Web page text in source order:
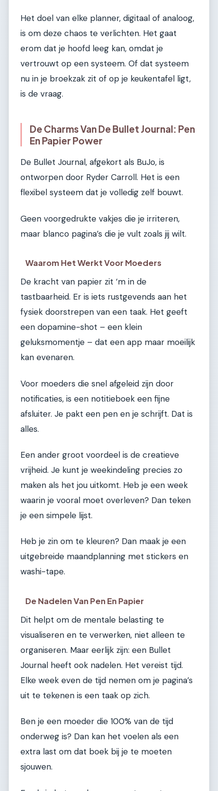
Het doel van elke planner, digitaal of analoog,
is om deze chaos te verlichten. Het gaat
erom dat je hoofd leeg kan, omdat je
vertrouwt op een systeem. Of dat systeem
nu in je broekzak zit of op je keukentafel ligt,
is de vraag.
De Charms Van De Bullet Journal: Pen
En Papier Power
De Bullet Journal, afgekort als BuJo, is
ontworpen door Ryder Carroll. Het is een
flexibel systeem dat je volledig zelf bouwt.
Geen voorgedrukte vakjes die je irriteren,
maar blanco pagina’s die je vult zoals jij wilt.
Waarom Het Werkt Voor Moeders
De kracht van papier zit ‘m in de
tastbaarheid. Er is iets rustgevends aan het
fysiek doorstrepen van een taak. Het geeft
een dopamine-shot – een klein
geluksmomentje – dat een app maar moeilijk
kan evenaren.
Voor moeders die snel afgeleid zijn door
notificaties, is een notitieboek een fijne
afsluiter. Je pakt een pen en je schrijft. Dat is
alles.
Een ander groot voordeel is de creatieve
vrijheid. Je kunt je weekindeling precies zo
maken als het jou uitkomt. Heb je een week
waarin je vooral moet overleven? Dan teken
je een simpele lijst.
Heb je zin om te kleuren? Dan maak je een
uitgebreide maandplanning met stickers en
washi-tape.
De Nadelen Van Pen En Papier
Dit helpt om de mentale belasting te
visualiseren en te verwerken, niet alleen te
organiseren. Maar eerlijk zijn: een Bullet
Journal heeft ook nadelen. Het vereist tijd.
Elke week even de tijd nemen om je pagina’s
uit te tekenen is een taak op zich.
Ben je een moeder die 100% van de tijd
onderweg is? Dan kan het voelen als een
extra last om dat boek bij je te moeten
sjouwen.